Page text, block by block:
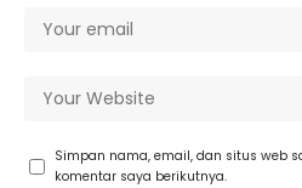
Simpan nama, email, dan situs web
komentar saya berikutnya.